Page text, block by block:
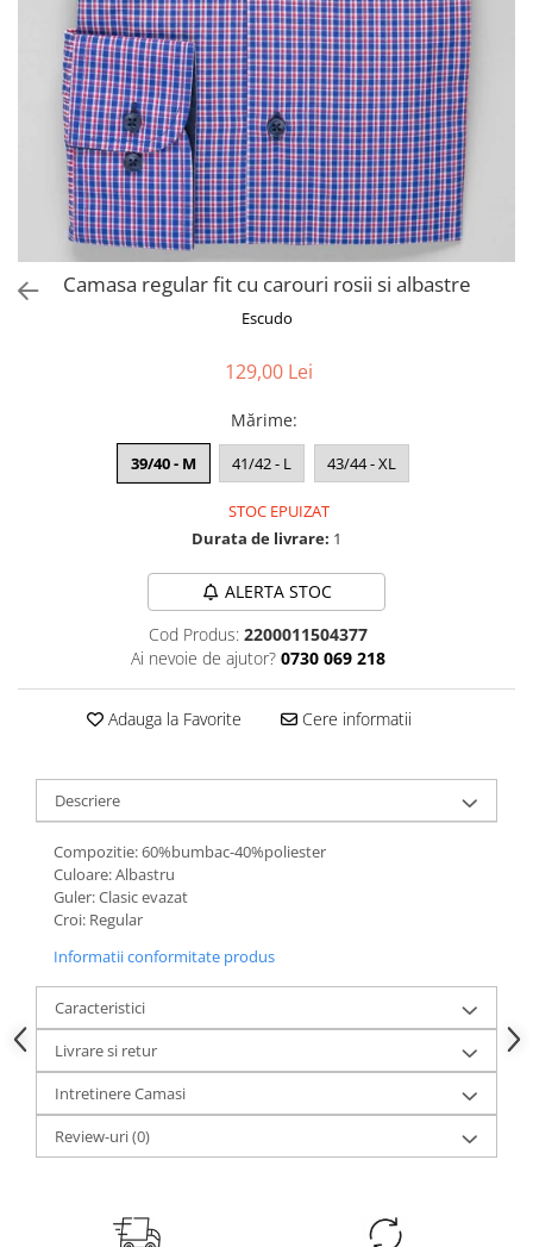
Camasa regular fit cu carouri rosii si albastre
Escudo
129,00 Lei
Mărime:
39/40 - M 41/42 - L 43/44 - XL
STOC EPUIZAT
Durata de livrare: 1
ALERTA STOC
Cod Produs: 2200011504377
Ai nevoie de ajutor? 0730 069 218
Adauga la Favorite Cere informatii
Descriere
Compozitie: 60%bumbac-40%poliester
Culoare: Albastru
Guler: Clasic evazat
Croi: Regular
Informatii conformitate produs
Caracteristici
Livrare si retur
Intretinere Camasi
Review-uri(0)